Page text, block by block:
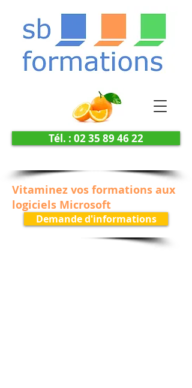
Tél. : 02 35 89 46 22
Vitaminez vos formations aux
logiciels Microsoft
Demande d'informations